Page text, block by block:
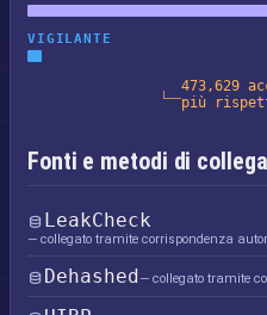
VIGILANTE
473,629
più
Fonti e metodi di
LeakCheck
— collegato tramite corrispondenza
Dehashed— collegato tramite